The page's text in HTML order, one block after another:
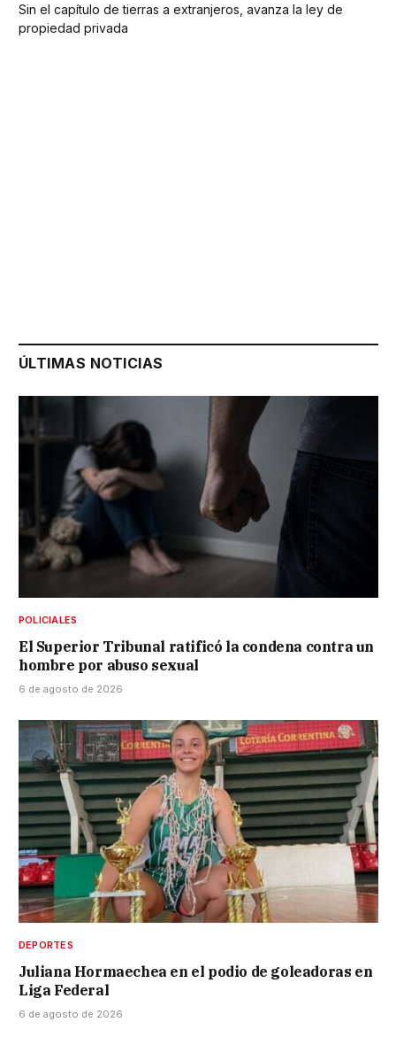
Sin el capítulo de tierras a extranjeros, avanza la ley de
propiedad privada
ÚLTIMAS NOTICIAS
POLICIALES
El Superior Tribunal ratificó la condena contra un
hombre por abuso sexual
6 de agosto de 2026
DEPORTES
Juliana Hormaechea en el podio de goleadoras en
Liga Federal
6 de agosto de 2026